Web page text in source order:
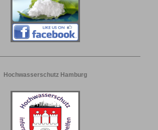
Hochwasserschutz Hamburg